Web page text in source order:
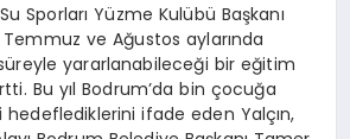
Sporları Yüzme Kulübü Başkanı
Temmuz ve Ağustos aylarında
yararlanabileceği bir eğitim
Bu yıl Bodrum’da bin çocuğa
ifade eden Yalçın,